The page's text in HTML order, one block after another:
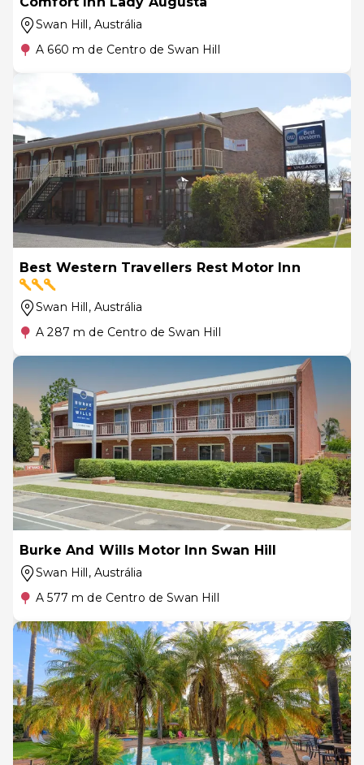
Swan Hill, Austrália
A 660 m de Centro de Swan Hill
Best Western Travellers Rest Motor Inn
Swan Hill, Austrália
A 287 m de Centro de Swan Hill
Burke And Wills Motor Inn Swan Hill
Swan Hill, Austrália
A 577 m de Centro de Swan Hill